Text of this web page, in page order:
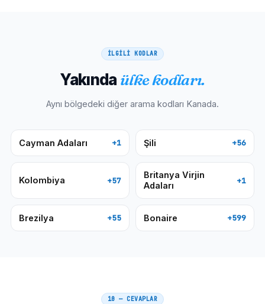
İLGİLİ KODLAR
Yakında ülke kodları.
Aynı bölgedeki diğer arama kodları Kanada.
Cayman Adaları +1 Şili +56
Kolombiya +57
Britanya Virjin
Adaları
+1
Brezilya +55 Bonaire +599
10 — CEVAPLAR